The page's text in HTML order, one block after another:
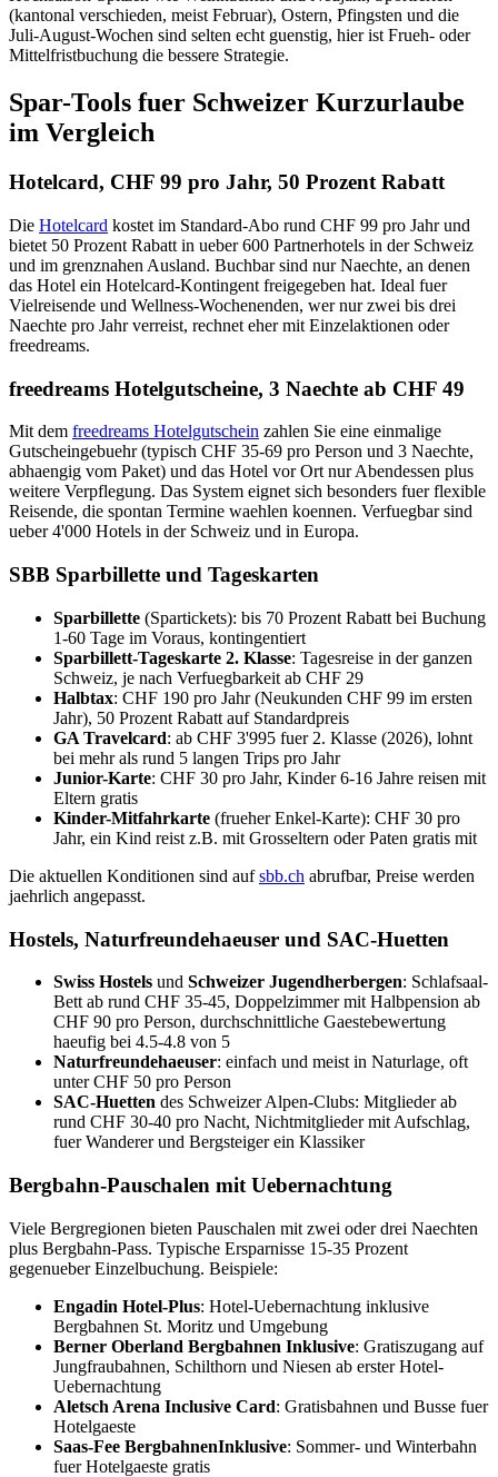
(kantonal verschieden, meist Februar), Ostern, Pfingsten und die
Juli-August-Wochen sind selten echt guenstig, hier ist Frueh- oder
Mittelfristbuchung die bessere Strategie.
Spar-Tools fuer Schweizer Kurzurlaube
im Vergleich
Hotelcard, CHF 99 pro Jahr, 50 Prozent Rabatt
Die Hotelcard kostet im Standard-Abo rund CHF 99 pro Jahr und
bietet 50 Prozent Rabatt in ueber 600 Partnerhotels in der Schweiz
und im grenznahen Ausland. Buchbar sind nur Naechte, an denen
das Hotel ein Hotelcard-Kontingent freigegeben hat. Ideal fuer
Vielreisende und Wellness-Wochenenden, wer nur zwei bis drei
Naechte pro Jahr verreist, rechnet eher mit Einzelaktionen oder
freedreams.
freedreams Hotelgutscheine, 3 Naechte ab CHF 49
Mit dem freedreams Hotelgutschein zahlen Sie eine einmalige
Gutscheingebuehr (typisch CHF 35-69 pro Person und 3 Naechte,
abhaengig vom Paket) und das Hotel vor Ort nur Abendessen plus
weitere Verpflegung. Das System eignet sich besonders fuer flexible
Reisende, die spontan Termine waehlen koennen. Verfuegbar sind
ueber 4'000 Hotels in der Schweiz und in Europa.
SBB Sparbillette und Tageskarten
Sparbillette (Spartickets): bis 70 Prozent Rabatt bei Buchung
1-60 Tage im Voraus, kontingentiert
Sparbillett-Tageskarte 2. Klasse: Tagesreise in der ganzen
Schweiz, je nach Verfuegbarkeit ab CHF 29
Halbtax: CHF 190 pro Jahr (Neukunden CHF 99 im ersten
Jahr), 50 Prozent Rabatt auf Standardpreis
GA Travelcard: ab CHF 3'995 fuer 2. Klasse (2026), lohnt
bei mehr als rund 5 langen Trips pro Jahr
Junior-Karte: CHF 30 pro Jahr, Kinder 6-16 Jahre reisen mit
Eltern gratis
Kinder-Mitfahrkarte (frueher Enkel-Karte): CHF 30 pro
Jahr, ein Kind reist z.B. mit Grosseltern oder Paten gratis mit
Die aktuellen Konditionen sind aufsbb.ch abrufbar, Preise werden
jaehrlich angepasst.
Hostels, Naturfreundehaeuser und SAC-Huetten
Swiss Hostels und Schweizer Jugendherbergen: Schlafsaal-
Bett ab rund CHF 35-45, Doppelzimmer mit Halbpension ab
CHF 90 pro Person, durchschnittliche Gaestebewertung
haeufig bei 4.5-4.8 von 5
Naturfreundehaeuser: einfach und meist in Naturlage, oft
unter CHF 50 pro Person
SAC-Huetten des Schweizer Alpen-Clubs: Mitglieder ab
rund CHF 30-40 pro Nacht, Nichtmitglieder mit Aufschlag,
fuer Wanderer und Bergsteiger ein Klassiker
Bergbahn-Pauschalen mit Uebernachtung
Viele Bergregionen bieten Pauschalen mit zwei oder drei Naechten
plus Bergbahn-Pass. Typische Ersparnisse 15-35 Prozent
gegenueber Einzelbuchung. Beispiele:
Engadin Hotel-Plus: Hotel-Uebernachtung inklusive
Bergbahnen St. Moritz und Umgebung
Berner Oberland Bergbahnen Inklusive: Gratiszugang auf
Jungfraubahnen, Schilthorn und Niesen ab erster Hotel-
Uebernachtung
Aletsch Arena Inclusive Card: Gratisbahnen und Busse fuer
Hotelgaeste
Saas-Fee BergbahnenInklusive: Sommer- und Winterbahn
fuer Hotelgaeste gratis